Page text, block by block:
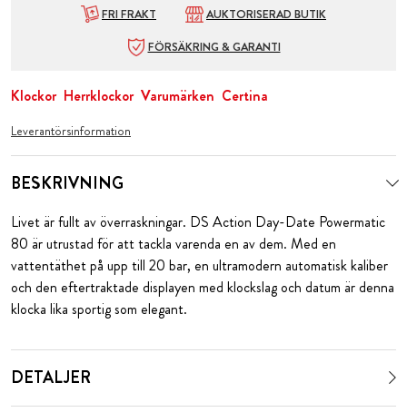
FRI FRAKT
AUKTORISERAD BUTIK
FÖRSÄKRING & GARANTI
Klockor Herrklockor Varumärken Certina
Leverantörsinformation
BESKRIVNING
Livet är fullt av överraskningar. DS Action Day-Date Powermatic
80 är utrustad för att tackla varenda en av dem. Med en
vattentäthet på upp till 20 bar, en ultramodern automatisk kaliber
och den eftertraktade displayen med klockslag och datum är denna
klocka lika sportig som elegant.
DETALJER